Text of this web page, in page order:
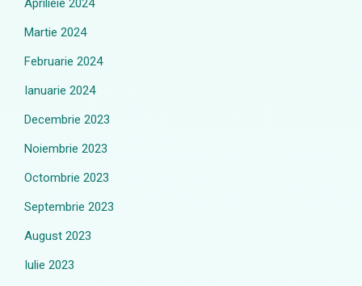
Aprilieie 2024
Martie 2024
Februarie 2024
Ianuarie 2024
Decembrie 2023
Noiembrie 2023
Octombrie 2023
Septembrie 2023
August 2023
Iulie 2023